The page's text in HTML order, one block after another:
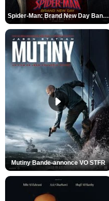
Spider-Man: Brand New Day Bande-annonce VO STFR
Mutiny Bande-annonce VO STFR